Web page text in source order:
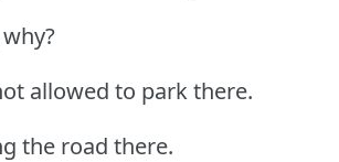
allowed to park there.
the road there.